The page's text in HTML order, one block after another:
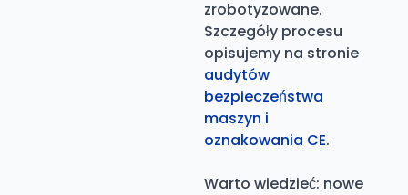
zrobotyzowane.
Szczegóły procesu
opisujemy na stronie
audytów
bezpieczeństwa
maszyn i
oznakowania CE.
Warto wiedzieć: nowe